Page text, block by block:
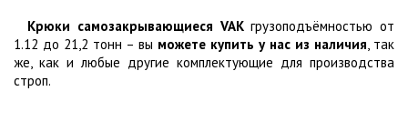
Крюки самозакрывающиеся VAKгрузоподъёмностью от
1.12 до 21,2 тонн – вы можете купить у нас из наличия , так
же, как и любые другие комплектующие для производства
строп.